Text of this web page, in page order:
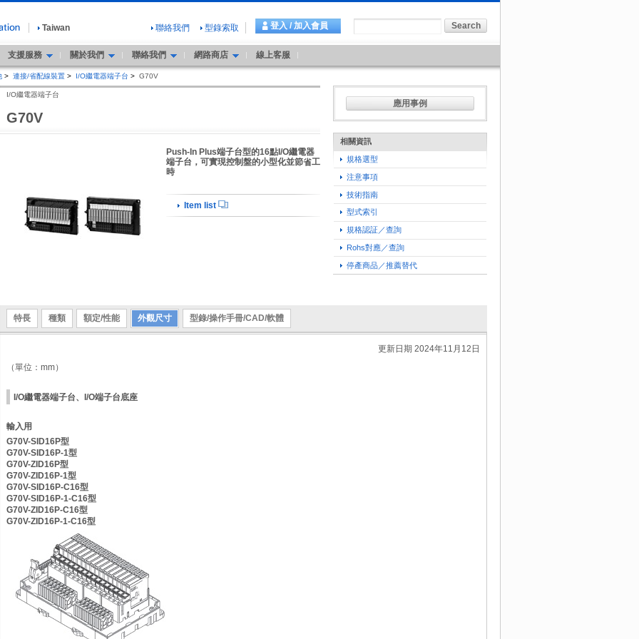
Taiwan 聯絡我們 型錄索取 登入 / 加入會員
支援服務 關於我們 聯絡我們 網路商店 線上客服
> 連接/省配線裝置 > I/O繼電器端子台 > G70V
G70V
I/O繼電器端子台
Push-In Plus端子台型的16點I/O繼電器
端子台，可實現控制盤的小型化並節省工
時
Item list
應用事例
相關資訊
規格選型
注意事項
技術指南
型式索引
規格認証／查詢
Rohs對應／查詢
停產商品／推薦替代
特長 種類 額定/性能 外觀尺寸 型錄/操作手冊/CAD/軟體
更新日期 2024年11月12日
（單位：mm）
I/O繼電器端子台、I/O端子台底座
輸入用
G70V-SID16P型
G70V-SID16P-1型
G70V-ZID16P型
G70V-ZID16P-1型
G70V-SID16P-C16型
G70V-SID16P-1-C16型
G70V-ZID16P-C16型
G70V-ZID16P-1-C16型